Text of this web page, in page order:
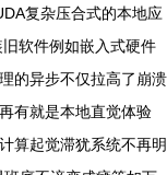
复杂压合式的本地应
软件例如嵌入式硬件
的异步不仅拉高了崩溃
有就是本地直觉体验
算起觉滞犹系统不再明